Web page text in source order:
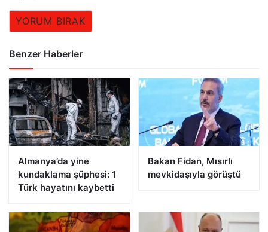
YORUM BIRAK
Benzer Haberler
Almanya’da yine
kundaklama şüphesi: 1
Türk hayatını kaybetti
Bakan Fidan, Mısırlı
mevkidaşıyla görüştü